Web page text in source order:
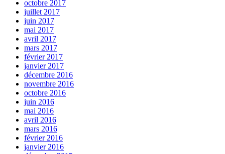
octobre 2017
juillet 2017
juin 2017
mai 2017
avril 2017
mars 2017
février 2017
janvier 2017
décembre 2016
novembre 2016
octobre 2016
juin 2016
mai 2016
avril 2016
mars 2016
février 2016
janvier 2016